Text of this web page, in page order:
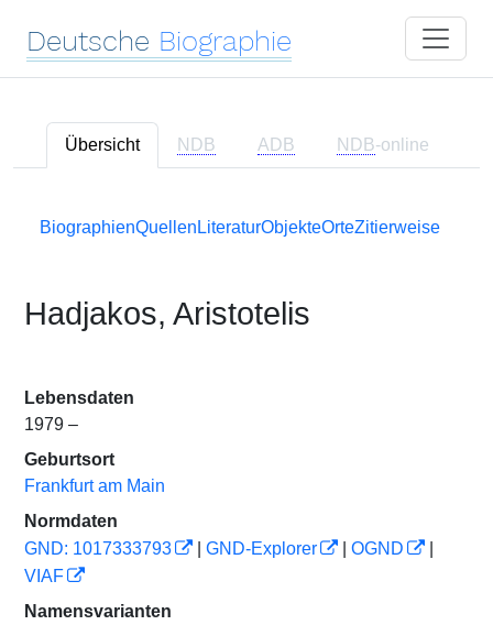
Deutsche Biographie
Übersicht NDB ADB NDB-online
BiographienQuellen LiteraturObjekteOrteZitierweise
Hadjakos, Aristotelis
Lebensdaten
1979 –
Geburtsort
Frankfurt am Main
Normdaten
GND: 1017333793
GND-Explorer OGND
VIAF
Namensvarianten